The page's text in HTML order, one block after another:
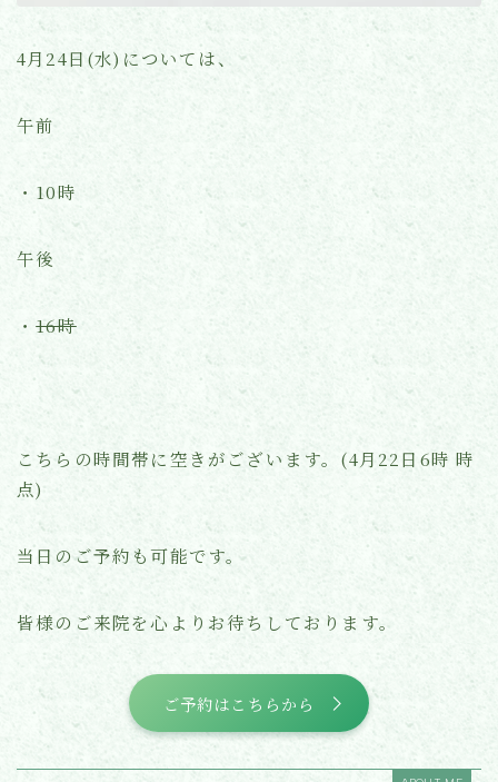
よくあるご質問
お知らせ(ブログ)
4月24日(水)については、
午前
・10時
午後
・16時
こちらの時間帯に空きがございます。(4月22日6時 時
点)
当日のご予約も可能です。
皆様のご来院を心よりお待ちしております。
ご予約はこちらから